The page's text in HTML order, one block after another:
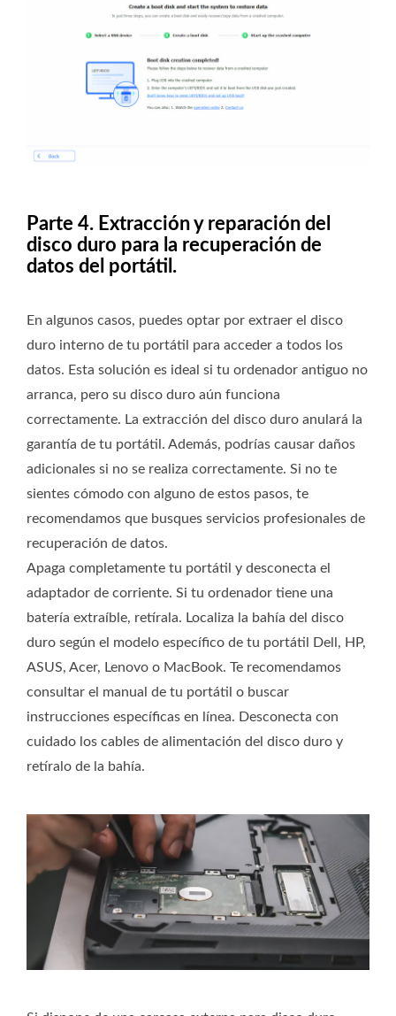
Parte 4. Extracción y reparación del
disco duro para la recuperación de
datos del portátil.
En algunos casos, puedes optar por extraer el disco
duro interno de tu portátil para acceder a todos los
datos. Esta solución es ideal si tu ordenador antiguo no
arranca, pero su disco duro aún funciona
correctamente. La extracción del disco duro anulará la
garantía de tu portátil. Además, podrías causar daños
adicionales si no se realiza correctamente. Si no te
sientes cómodo con alguno de estos pasos, te
recomendamos que busques servicios profesionales de
recuperación de datos.
Apaga completamente tu portátil y desconecta el
adaptador de corriente. Si tu ordenador tiene una
batería extraíble, retírala. Localiza la bahía del disco
duro según el modelo específico de tu portátil Dell, HP,
ASUS, Acer, Lenovo o MacBook. Te recomendamos
consultar el manual de tu portátil o buscar
instrucciones específicas en línea. Desconecta con
cuidado los cables de alimentación del disco duro y
retíralo de la bahía.